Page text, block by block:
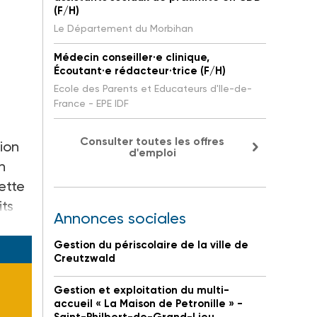
(F/H)
Le Département du Morbihan
Médecin conseiller·e clinique,
Écoutant·e rédacteur·trice (F/H)
Ecole des Parents et Educateurs d'Ile-de-
France - EPE IDF
Consulter toutes les offres
d'emploi
Annonces sociales
Gestion du périscolaire de la ville de
Creutzwald
Gestion et exploitation du multi-
accueil « La Maison de Petronille » -